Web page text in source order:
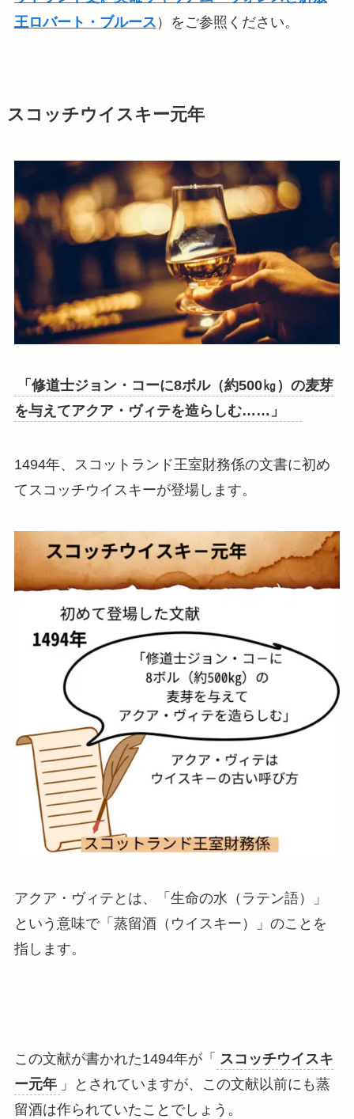
王ロバート・ブルース ）をご参照ください。
スコッチウイスキー元年
「修道士ジョン・コーに8ボル（約500㎏）の麦芽
を与えてアクア・ヴィテを造らしむ……」
1494年、スコットランド王室財務係の文書に初め
てスコッチウイスキーが登場します。
アクア・ヴィテとは、「生命の水（ラテン語）」
という意味で「蒸留酒（ウイスキー）」のことを
指します。
この文献が書かれた1494年が「 スコッチウイスキ
ー元年 」とされていますが、この文献以前にも蒸
留酒は作られていたことでしょう。